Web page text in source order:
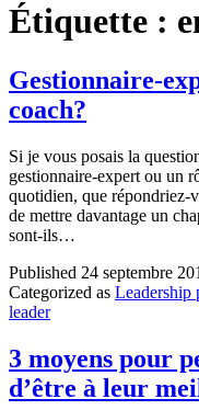
Étiquette :
Gestionnaire-
coach?
Si je vous posais la
gestionnaire-expert ou un
quotidien, que répondriez-
de mettre davantage un
sont-ils…
Published 24 septembre
Categorized as Leadership
leader
3 moyens pour
d’être à leur